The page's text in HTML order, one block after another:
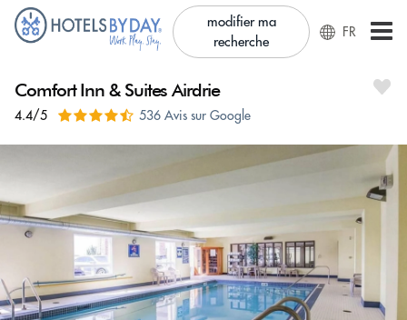
modifier ma
recherche
FR
Comfort Inn & Suites Airdrie
4.4/5 536 Avis sur Google